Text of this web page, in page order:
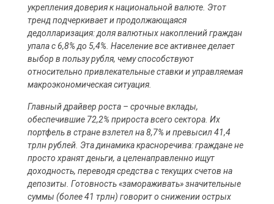
укрепления доверия к национальной валюте. Этот
тренд подчеркивает и продолжающаяся
дедолларизация: доля валютных накоплений граждан
упала с 6,8% до 5,4%. Население все активнее делает
выбор в пользу рубля, чему способствуют
относительно привлекательные ставки и управляемая
макроэкономическая ситуация.
Главный драйвер роста – срочные вклады,
обеспечившие 72,2% прироста всего сектора. Их
портфель в стране взлетел на 8,7% и превысил 41,4
трлн рублей. Эта динамика красноречива: граждане не
просто хранят деньги, а целенаправленно ищут
доходность, переводя средства с текущих счетов на
депозиты. Готовность «замораживать» значительные
суммы (более 41 трлн) говорит о снижении острых